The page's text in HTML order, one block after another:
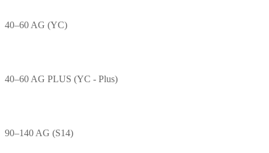
40–60 AG (YC)
40–60 AG PLUS (YC - Plus)
90–140 AG (S14)